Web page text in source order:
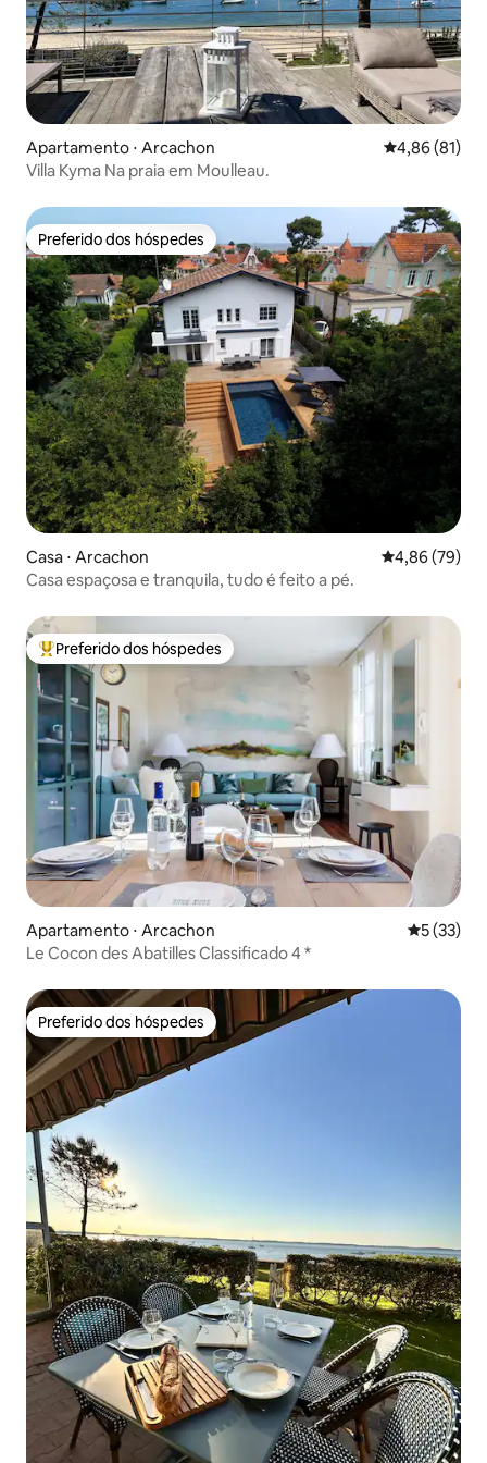
Apartamento ⋅ Arcachon 4,86 de uma
4,86 (81)
Villa Kyma Na praia em Moulleau.
Preferido dos hóspedes
Preferido dos hóspedes
Casa ⋅ Arcachon 4,86 de uma
4,86 (79)
Casa espaçosa e tranquila, tudo é feito a pé.
Entre os melhores preferidos dos hóspedes
Preferido dos hóspedes
Apartamento ⋅ Arcachon 5 de uma
5 (33)
Le Cocon des Abatilles Classificado 4 *
Preferido dos hóspedes
Preferido dos hóspedes